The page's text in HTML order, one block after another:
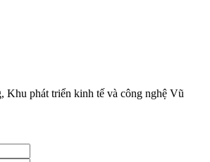
Khu phát triển kinh tế và công nghệ Vũ